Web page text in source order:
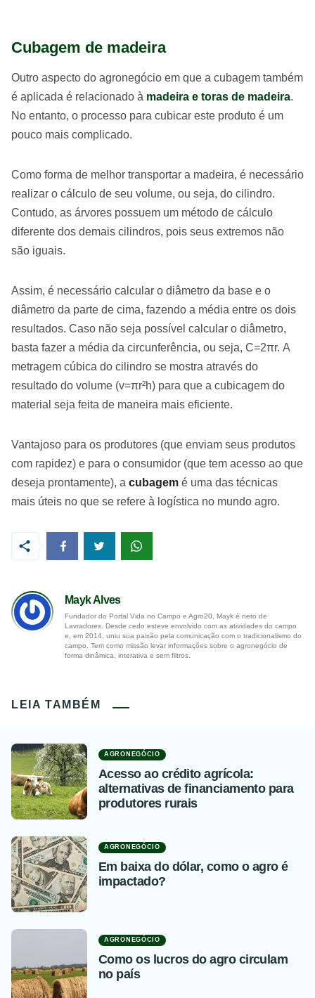
Cubagem de madeira
Outro aspecto do agronegócio em que a cubagem também
é aplicada é relacionado à madeira e toras de madeira.
No entanto, o processo para cubicar este produto é um
pouco mais complicado.
Como forma de melhor transportar a madeira, é necessário
realizar o cálculo de seu volume, ou seja, do cilindro.
Contudo, as árvores possuem um método de cálculo
diferente dos demais cilindros, pois seus extremos não
são iguais.
Assim, é necessário calcular o diâmetro da base e o
diâmetro da parte de cima, fazendo a média entre os dois
resultados. Caso não seja possível calcular o diâmetro,
basta fazer a média da circunferência, ou seja, C=2πr. A
metragem cúbica do cilindro se mostra através do
resultado do volume (v=πr²h) para que a cubicagem do
material seja feita de maneira mais eficiente.
Vantajoso para os produtores (que enviam seus produtos
com rapidez) e para o consumidor (que tem acesso ao que
deseja prontamente), a cubagem é uma das técnicas
mais úteis no que se refere à logística no mundo agro.
Mayk Alves
Fundador do Portal Vida no Campo e Agro20, Mayk é neto de
Lavradores. Desde cedo esteve envolvido com as atividades do campo
e, em 2014, uniu sua paixão pela comunicação com o tradicionalismo do
campo. Tem como missão levar informações sobre o agronegócio de
forma dinâmica, interativa e sem filtros.
LEIA TAMBÉM
AGRONEGÓCIO
Acesso ao crédito agrícola:
alternativas de financiamento para
produtores rurais
AGRONEGÓCIO
Em baixa do dólar, como o agro é
impactado?
AGRONEGÓCIO
Como os lucros do agro circulam
no país